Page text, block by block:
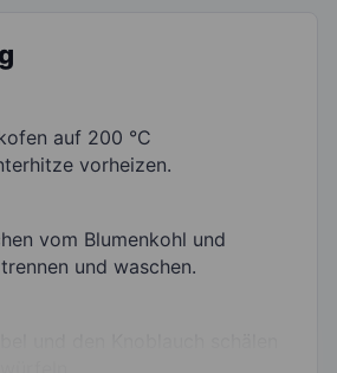
auf 200 °C
vorheizen.
vom Blumenkohl und
und waschen.